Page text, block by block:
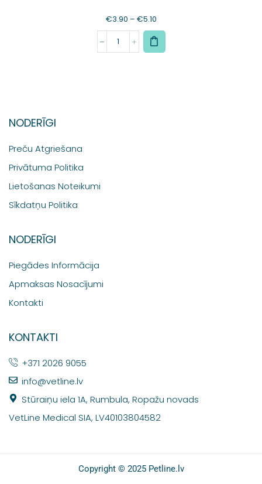
€3.90 – €5.10
NODERĪGI
Preču Atgriešana
Privātuma Politika
Lietošanas Noteikumi
Sīkdatņu Politika
NODERĪGI
Piegādes Informācija
Apmaksas Nosacījumi
Kontakti
KONTAKTI
+371 2026 9055
info@vetline.lv
Stūraiņu iela 1A, Rumbula, Ropažu novads
VetLine Medical SIA, LV40103804582
Copyright © 2025 Petline.lv